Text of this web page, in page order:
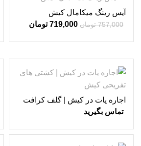
-5%
آیس رینگ میکامال کیش
757,000 تومان 719,000 تومان
اجاره یات در کیش | گلف کرافت
VIP ♥
تماس بگیرید